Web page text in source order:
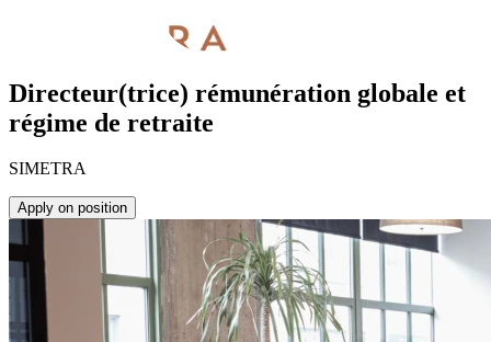
Directeur(trice) rémunération globale et
régime de retraite
SIMETRA
Apply on position